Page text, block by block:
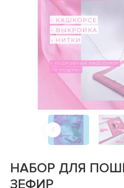
НАБОР ДЛЯ
ЗЕФИР